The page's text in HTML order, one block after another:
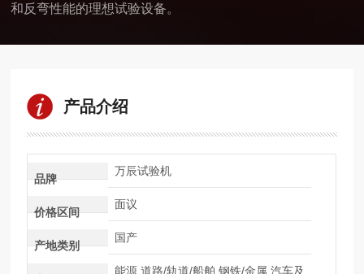
和反弯性能的理想试验设备。
产品介绍
品牌
万辰试验机
价格区间
面议
产地类别
国产
能源,道路/轨道/船舶,钢铁/金属,汽车及